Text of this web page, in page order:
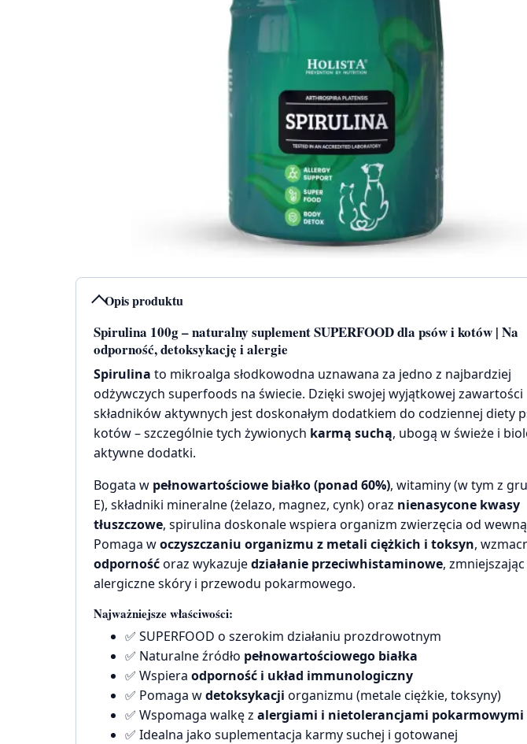
Opis produktu
Spirulina 100g – naturalny suplement SUPERFOOD dla psów i kotów | Na
odporność, detoksykację i alergie
Spirulina to mikroalga słodkowodna uznawana za jedno z najbardziej
odżywczych superfoods na świecie. Dzięki swojej wyjątkowej zawartości
składników aktywnych jest doskonałym dodatkiem do codziennej diety
kotów – szczególnie tych żywionych karmą suchą, ubogą w świeże i
aktywne dodatki.
Bogata w pełnowartościowe białko (ponad 60%), witaminy (w tym z
E), składniki mineralne (żelazo, magnez, cynk) oraz nienasycone kwasy
tłuszczowe, spirulina doskonale wspiera organizm zwierzęcia od
Pomaga woczyszczaniu organizmu z metali ciężkich i toksyn,
odpornośćoraz wykazujedziałanie przeciwhistaminowe,
alergiczne skóry i przewodu pokarmowego.
Najważniejsze właściwości:
✅ SUPERFOOD o szerokim działaniu prozdrowotnym
✅ Naturalne źródło pełnowartościowego białka
✅ Wspiera odporność i układ immunologiczny
✅ Pomaga wdetoksykacji organizmu (metale ciężkie, toksyny)
✅ Wspomaga walkę z alergiami i nietolerancjami pokarmowymi
✅ Idealna jako suplementacja karmy suchej i gotowanej